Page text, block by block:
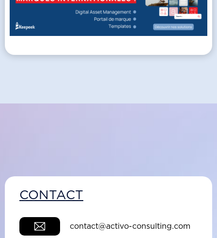
CONTACT
contact@activo-consulting.com